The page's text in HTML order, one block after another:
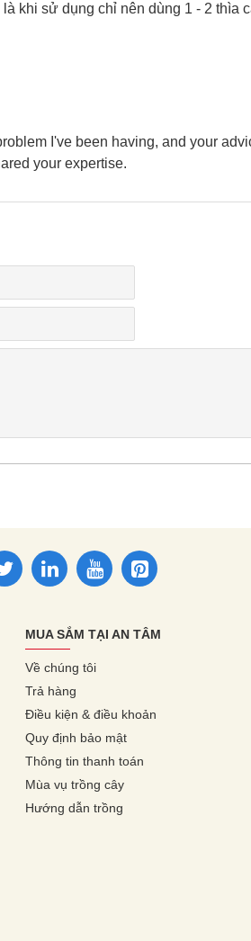
khi sử dụng chỉ nên dùng 1 - 2 thìa
I've been having, and your
your expertise.
MUA SẮM TẠI AN TÂM
Về chúng tôi
Trả hàng
Điều kiện & điều khoản
Quy định bảo mật
Thông tin thanh toán
Mùa vụ trồng cây
Hướng dẫn trồng